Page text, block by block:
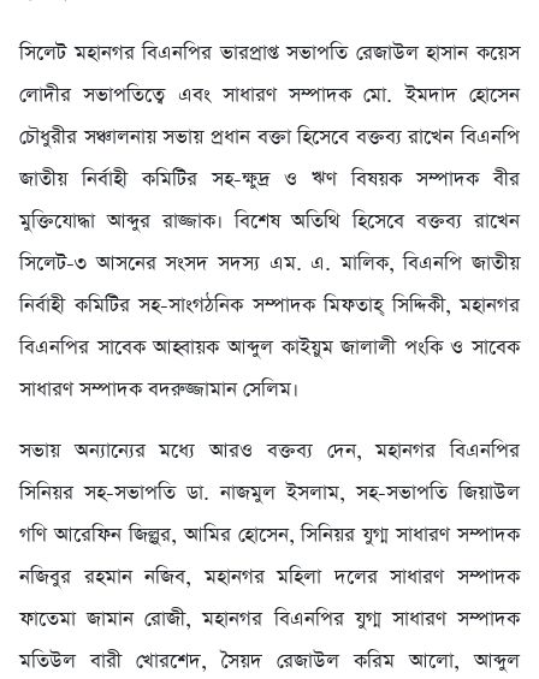
সিলেট মহানগর বিএনপির ভারপ্রাপ্ত সভাপতি রেজাউল হাসান কয়েস
লোদীর সভাপতিত্বে এবং সাধারণ সম্পাদক মো. ইমদাদ হোসেন
চৌধুরীর সঞ্চালনায় সভায় প্রধান বক্তা হিসেবে বক্তব্য রাখেন বিএনপি
জাতীয় নির্বাহী কমিটির সহ-ক্ষুদ্র ও ঋণ বিষয়ক সম্পাদক বীর
মুক্তিযোদ্ধা আব্দুর রাজ্জাক। বিশেষ অতিথি হিসেবে বক্তব্য রাখেন
সিলেট-৩ আসনের সংসদ সদস্য এম. এ. মালিক, বিএনপি জাতীয়
নির্বাহী কমিটির সহ-সাংগঠনিক সম্পাদক মিফতাহ্ সিদ্দিকী, মহানগর
বিএনপির সাবেক আহ্বায়ক আব্দুল কাইয়ুম জালালী পংকি ও সাবেক
সাধারণ সম্পাদক বদরুজ্জামান সেলিম।
সভায় অন্যান্যের মধ্যে আরও বক্তব্য দেন, মহানগর বিএনপির
সিনিয়র সহ-সভাপতি ডা. নাজমুল ইসলাম, সহ-সভাপতি জিয়াউল
গণি আরেফিন জিল্লুর, আমির হোসেন, সিনিয়র যুগ্ম সাধারণ সম্পাদক
নজিবুর রহমান নজিব, মহানগর মহিলা দলের সাধারণ সম্পাদক
ফাতেমা জামান রোজী, মহানগর বিএনপির যুগ্ম সাধারণ সম্পাদক
মতিউল বারী খোরশেদ, সৈয়দ রেজাউল করিম আলো, আব্দুল